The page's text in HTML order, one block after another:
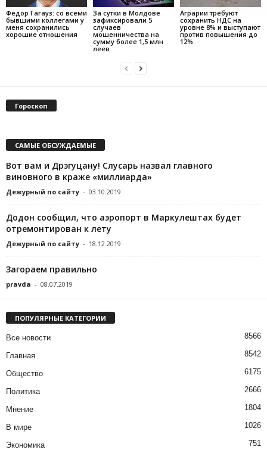
Фёдор Гагауз: со всеми
бывшими коллегами у
меня сохранились
хорошие отношения
За сутки в Молдове
зафиксировали 5
случаев
мошенничества на
сумму более 1,5 млн
леев
Аграрии требуют
сохранить НДС на
уровне 8% и выступают
против повышения до
12%
Гороскоп
САМЫЕ ОБСУЖДАЕМЫЕ
Вот вам и Дрэгуцану! Слусарь назвал главного
виновного в краже «миллиарда»
Дежурный по сайту - 03.10.2019
Додон сообщил, что аэропорт в Маркулештах будет
отремонтирован к лету
Дежурный по сайту - 18.12.2019
Загораем правильно
pravda - 08.07.2019
ПОПУЛЯРНЫЕ КАТЕГОРИИ
Все новости 8566
Главная 8542
Общество 6175
Политика 2666
Мнение 1804
В мире 1026
Экономика 751